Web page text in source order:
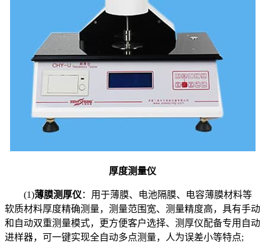
厚度测量仪
(1)薄膜测厚仪：用于薄膜、电池隔膜、电容薄膜材料等
软质材料厚度精确测量，测量范围宽、测量精度高，具有手动
和自动双重测量模式，更方便客户选择、测厚仪配备专用自动
进样器，可一键实现全自动多点测量，人为误差小等特点;